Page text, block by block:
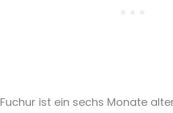
Fuchur ist ein sechs Monate